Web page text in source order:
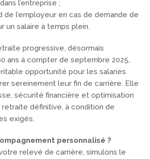
l’entreprise ;
de l’employeur en cas de demande de
un salaire à temps plein.
progressive, désormais
ans à compter de septembre 2025,
opportunité pour les salariés
sereinement leur fin de carrière. Elle
sécurité financière et optimisation
définitive, à condition de
exigés.
personnalisé ?
relevé de carrière, simulons le